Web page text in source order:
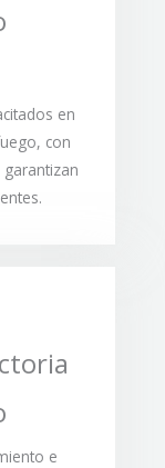
en
con
e